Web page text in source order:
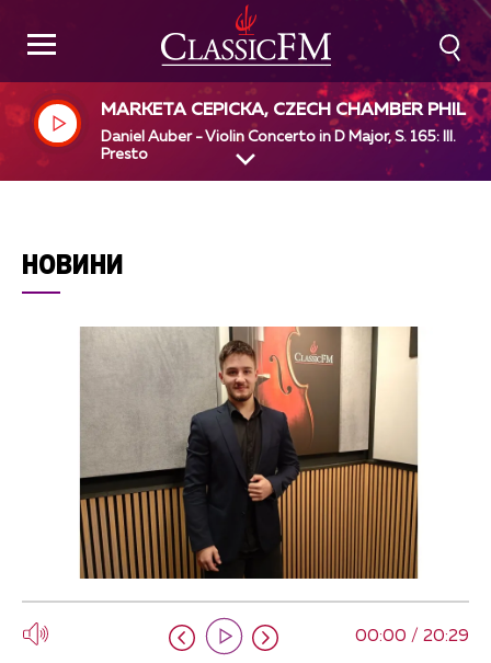
MARKETA CEPICKA, CZECH CHAMBER
MONIC ORCHESTRA PARDUBICE, DARIO
Daniel Auber - Violin Concerto in D Major, S. 165: III.
Presto
НОВИНИ
00:00 / 20:29